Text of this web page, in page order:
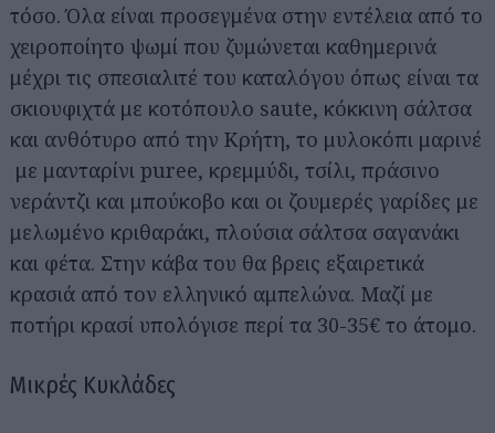
τόσο. Όλα είναι προσεγμένα στην εντέλεια από το
χειροποίητο ψωμί που ζυμώνεται καθημερινά
μέχρι τις σπεσιαλιτέ του καταλόγου όπως είναι τα
σκιουφιχτά με κοτόπουλο saute, κόκκινη σάλτσα
και ανθότυρο από την Κρήτη, το μυλοκόπι μαρινέ
με μανταρίνι puree, κρεμμύδι, τσίλι, πράσινο
νεράντζι και μπούκοβο και οι ζουμερές γαρίδες με
μελωμένο κριθαράκι, πλούσια σάλτσα σαγανάκι
και φέτα. Στην κάβα του θα βρεις εξαιρετικά
κρασιά από τον ελληνικό αμπελώνα. Μαζί με
ποτήρι κρασί υπολόγισε περί τα 30-35€ το άτομο.
Μικρές Κυκλάδες